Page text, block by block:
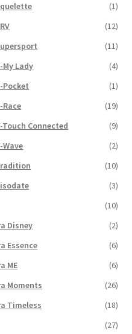
(1)
(12)
(11)
Lady
(4)
Pocket
(1)
(19)
Connected
(9)
(2)
(10)
(3)
(10)
Disney
(2)
Essence
(6)
ME
(6)
Moments
(26)
Timeless
(18)
(27)